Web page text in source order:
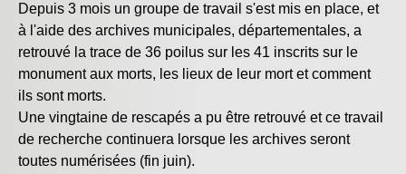
Depuis 3 mois un groupe de travail s'est mis en place, et
à l'aide des archives municipales, départementales, a
retrouvé la trace de 36 poilus sur les 41 inscrits sur le
monument aux morts, les lieux de leur mort et comment
ils sont morts.
Une vingtaine de rescapés a pu être retrouvé et ce travail
de recherche continuera lorsque les archives seront
toutes numérisées (fin juin).